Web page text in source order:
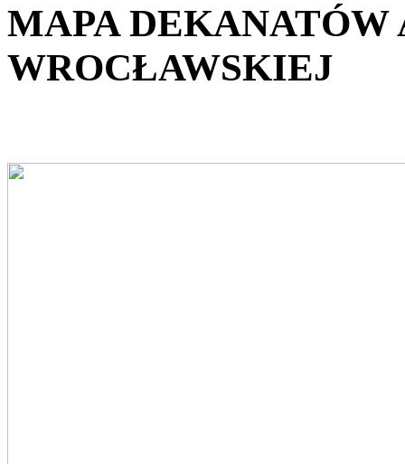
MAPA
WROCŁAWSKIEJ